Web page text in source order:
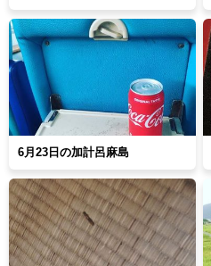
6月23日の加計呂麻島